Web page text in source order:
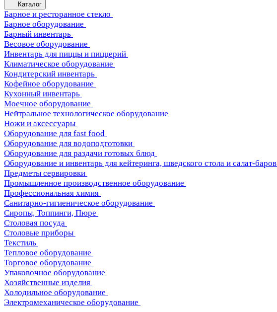
Каталог
Барное и ресторанное стекло
Барное оборудование
Барный инвентарь
Весовое оборудование
Инвентарь для пиццы и пиццерий
Климатическое оборудование
Кондитерский инвентарь
Кофейное оборудование
Кухонный инвентарь
Моечное оборудование
Нейтральное технологическое оборудование
Ножи и аксессуары
Оборудование для fast food
Оборудование для водоподготовки
Оборудование для раздачи готовых блюд
Оборудование и инвентарь для кейтеринга, шведского стола и салат-баров
Предметы сервировки
Промышленное производственное оборудование
Профессиональная химия
Санитарно-гигиеническое оборудование
Сиропы, Топпинги, Пюре
Столовая посуда
Столовые приборы
Текстиль
Тепловое оборудование
Торговое оборудование
Упаковочное оборудование
Хозяйственные изделия
Холодильное оборудование
Электромеханическое оборудование